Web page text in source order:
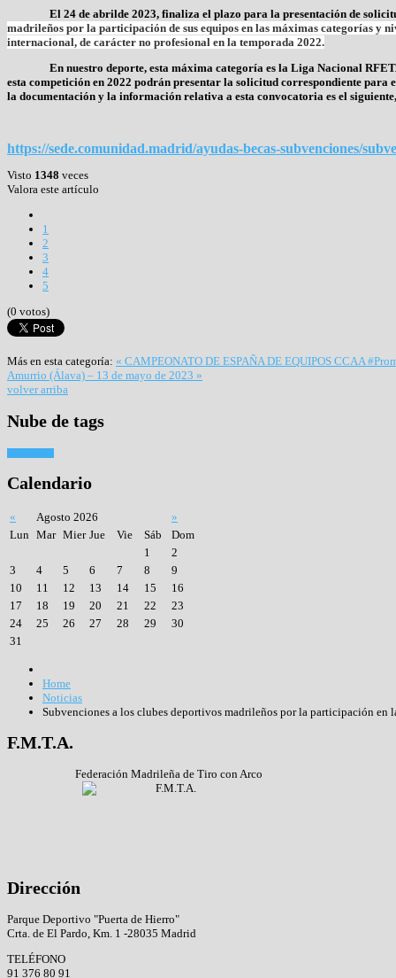
El 24 de abrilde 2023, finaliza el plazo para la presentación de
madrileños por la participación de sus equipos en las máximas categorías y
internacional, de carácter no profesional en la temporada 2022.
En nuestro deporte, esta máxima categoría es la Liga Nacional
esta competición en 2022 podrán presentar la solicitud correspondiente para
la documentación y la información relativa a esta convocatoria es el siguiente,
https://sede.comunidad.madrid/ayudas-becas-subvenciones/
Visto 1348 veces
Valora este artículo
1
2
3
4
5
(0 votos)
Más en esta categoría: « CAMPEONATO DE ESPAÑA DE EQUIPOS CCAA
Amurrio (Álava) – 13 de mayo de 2023 »
volver arriba
Nube de tags
Calendario
« Agosto 2026
»
Lun Mar Mier Jue Vie Sáb
Dom
1
2
3
4 5 6 7 8
9
10
11 12 13 14 15
16
17
18 19 20 21 22
23
24
25 26 27 28 29
30
31
Home
Noticias
Subvenciones a los clubes deportivos madrileños por la participación
F.M.T.A.
Federación Madrileña de Tiro con Arco
Dirección
Parque Deportivo "Puerta de Hierro"
Crta. de El Pardo, Km. 1 -28035 Madrid
TELÉFONO
91 376 80 91